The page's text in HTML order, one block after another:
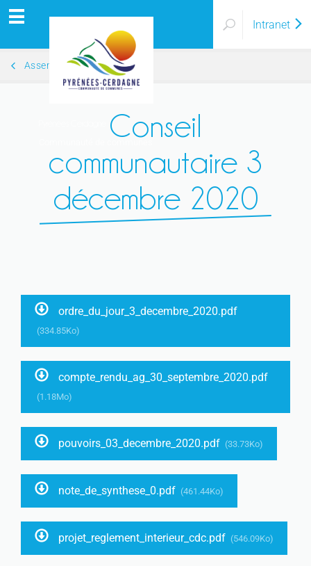
Intranet
Assemblées Générales
Conseil
communautaire 3
décembre 2020
ordre_du_jour_3_decembre_2020.pdf
(334.85Ko)
compte_rendu_ag_30_septembre_2020.pdf
(1.18Mo)
pouvoirs_03_decembre_2020.pdf (33.73Ko)
note_de_synthese_0.pdf (461.44Ko)
projet_reglement_interieur_cdc.pdf (546.09Ko)